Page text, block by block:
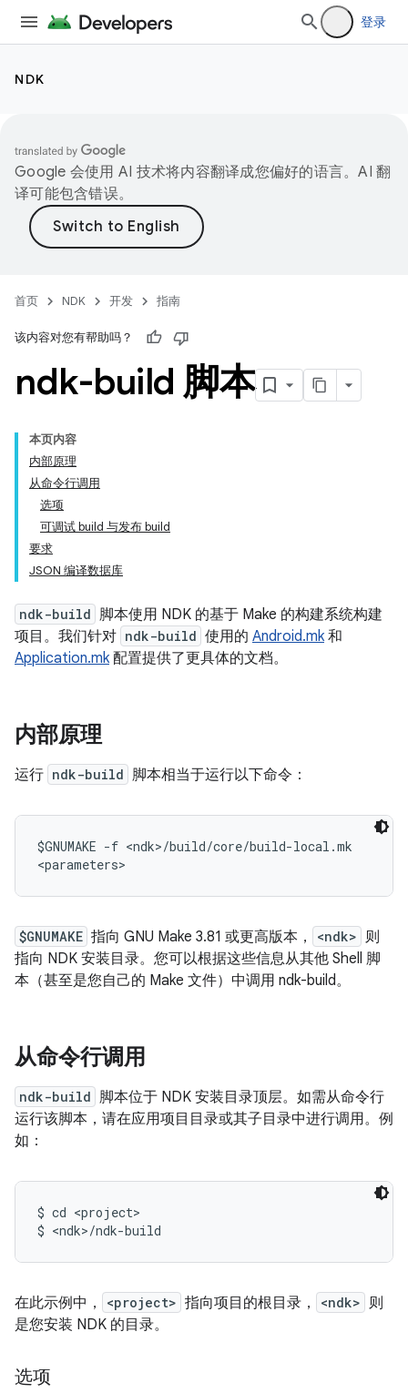
登录
NDK
Google 会使用 AI 技术将内容翻译成您偏好的语言。AI 翻
译可能包含错误。
首页 NDK 开发 指南
该内容对您有帮助吗？
ndk-build 脚本
本页内容
内部原理
从命令行调用
选项
可调试 build 与发布 build
要求
JSON 编译数据库
ndk-build 脚本使用 NDK 的基于 Make 的构建系统构建
项目。我们针对 ndk-build 使用的 Android.mk和
Application.mk配置提供了更具体的文档。
内部原理
运行 ndk-build 脚本相当于运行以下命令：
$GNUMAKE -f <ndk>/build/core/build-local.mk
$GNUMAKE 指向 GNU Make 3.81 或更高版本， <ndk> 则
指向 NDK 安装目录。您可以根据这些信息从其他 Shell 脚
本（甚至是您自己的 Make 文件）中调用 ndk-build。
从命令行调用
ndk-build 脚本位于 NDK 安装目录顶层。如需从命令行
运行该脚本，请在应用项目目录或其子目录中进行调用。例
如：
$ cd <project>
在此示例中， <project> 指向项目的根目录， <ndk> 则
是您安装 NDK 的目录。
选项